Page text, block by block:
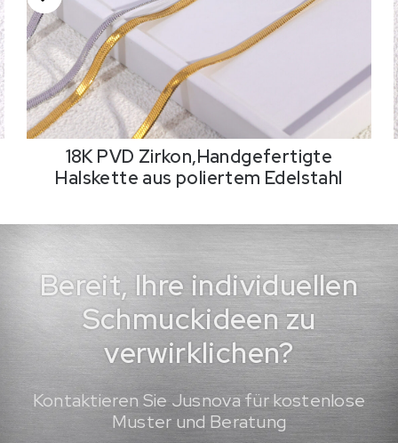
18K PVD Zirkon,Handgefertigte
Halskette aus poliertem Edelstahl
Bereit, Ihre individuellen
Schmuckideen zu
verwirklichen?
Kontaktieren Sie Jusnova für kostenlose
Muster und Beratung